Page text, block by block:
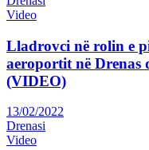
Video
Lladrovci në rolin e
aeroportit në Drenas
(VIDEO)
13/02/2022
Drenasi
Video